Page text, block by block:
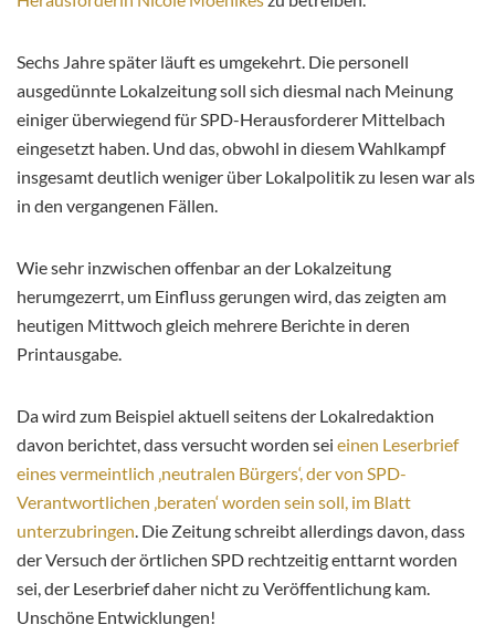
Sechs Jahre später läuft es umgekehrt. Die personell
ausgedünnte Lokalzeitung soll sich diesmal nach Meinung
einiger überwiegend für SPD-Herausforderer Mittelbach
eingesetzt haben. Und das, obwohl in diesem Wahlkampf
insgesamt deutlich weniger über Lokalpolitik zu lesen war als
in den vergangenen Fällen.
Wie sehr inzwischen offenbar an der Lokalzeitung
herumgezerrt, um Einfluss gerungen wird, das zeigten am
heutigen Mittwoch gleich mehrere Berichte in deren
Printausgabe.
Da wird zum Beispiel aktuell seitens der Lokalredaktion
davon berichtet, dass versucht worden sei einen Leserbrief
eines vermeintlich ‚neutralen Bürgers‘, der von SPD-
Verantwortlichen ‚beraten‘ worden sein soll, im Blatt
unterzubringen. Die Zeitung schreibt allerdings davon, dass
der Versuch der örtlichen SPD rechtzeitig enttarnt worden
sei, der Leserbrief daher nicht zu Veröffentlichung kam.
Unschöne Entwicklungen!